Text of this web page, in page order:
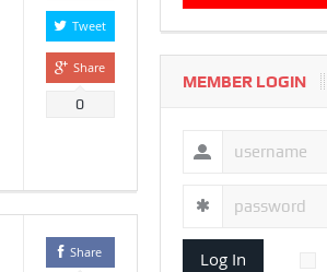
Tweet
Share
0
Share
MEMBER LOGIN
Log In